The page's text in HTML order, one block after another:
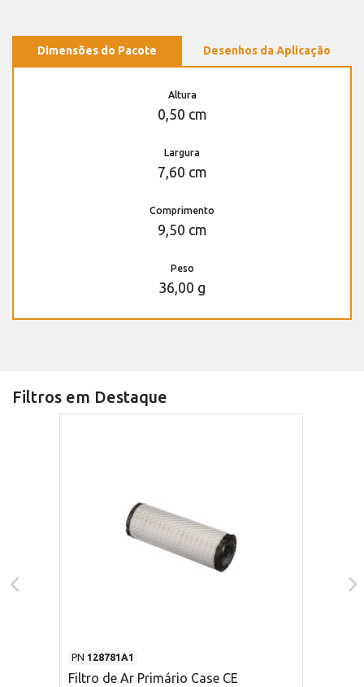
Dimensões do Pacote Desenhos da Aplicação
Altura
0,50 cm
Largura
7,60 cm
Comprimento
9,50 cm
Peso
36,00 g
Filtros em Destaque
PN 128781A1
Filtro de Ar Primário Case CE